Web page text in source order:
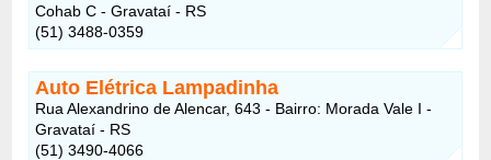
Cohab C - Gravataí - RS
(51) 3488-0359
Auto Elétrica Lampadinha
Rua Alexandrino de Alencar, 643 - Bairro: Morada Vale I -
Gravataí - RS
(51) 3490-4066